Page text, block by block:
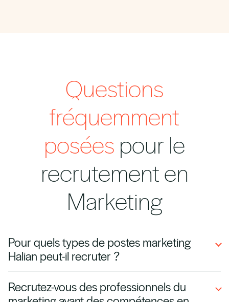
Questions
fréquemment
posées pour le
recrutement en
Marketing
Pour quels types de postes marketing
Halian peut-il recruter ?
digital, créateurs de contenu, responsables
Recrutez-vous des professionnels du